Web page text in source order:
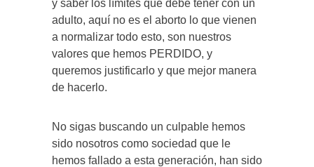
y saber los límites que debe tener con un
adulto, aquí no es el aborto lo que vienen
a normalizar todo esto, son nuestros
valores que hemos PERDIDO, y
queremos justificarlo y que mejor manera
de hacerlo.
No sigas buscando un culpable hemos
sido nosotros como sociedad que le
hemos fallado a esta generación, han sido